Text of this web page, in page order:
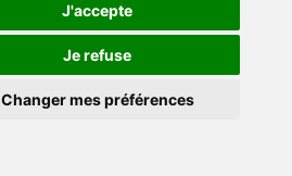
J'accepte
Je refuse
Changer mes préférences